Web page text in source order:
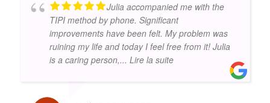
Julia accompanied me with the
TIPI method by phone. Significant
improvements have been felt. My problem was
ruining my life and today I feel free from it! Julia
is a caring person,... Lire la suite